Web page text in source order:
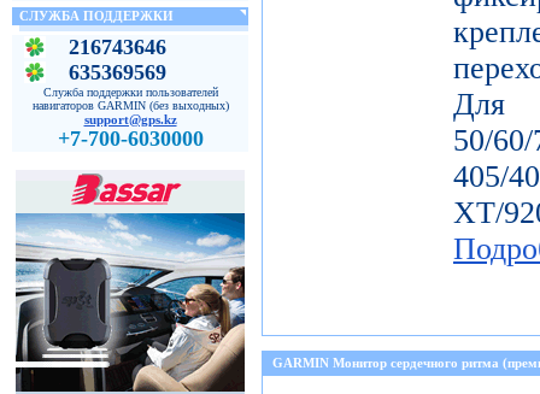
СЛУЖБА ПОДДЕРЖКИ
216743646
635369569
Служба поддержки пользователей
навигаторов GARMIN (без выходных)
support@gps.kz
+7-700-6030000
50/
405/
ХТ/
GARMIN Монитор сердечного ритма